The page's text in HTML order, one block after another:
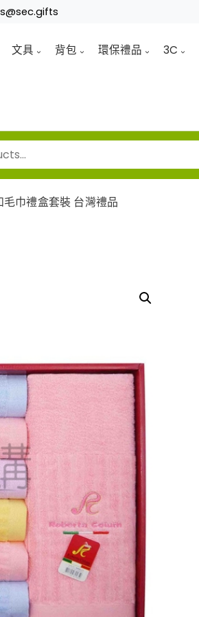
文具 背包 環保禮品 3C
毛巾禮盒套裝 台灣禮品